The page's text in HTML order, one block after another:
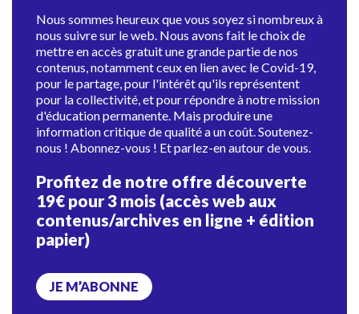
Nous sommes heureux que vous soyez si nombreux à
nous suivre sur le web. Nous avons fait le choix de
mettre en accès gratuit une grande partie de nos
contenus, notamment ceux en lien avec le Covid-19,
pour le partage, pour l'intérêt qu'ils représentent
pour la collectivité, et pour répondre à notre mission
d'éducation permanente. Mais produire une
information critique de qualité a un coût. Soutenez-
nous ! Abonnez-vous ! Et parlez-en autour de vous.
Profitez de notre offre découverte
19€ pour 3 mois (accès web aux
contenus/archives en ligne + édition
papier)
JE M’ABONNE